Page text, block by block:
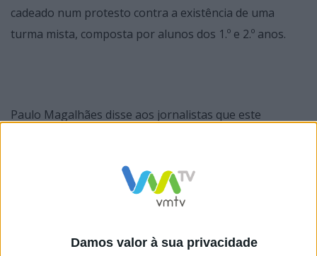
Damos valor à sua privacidade
cadeado num protesto contra a existência de uma
turma mista, composta por alunos dos 1.º e 2.º anos.
Paulo Magalhães disse aos jornalistas que este
Entretanto, vão ficar a aguardar “novidades” do